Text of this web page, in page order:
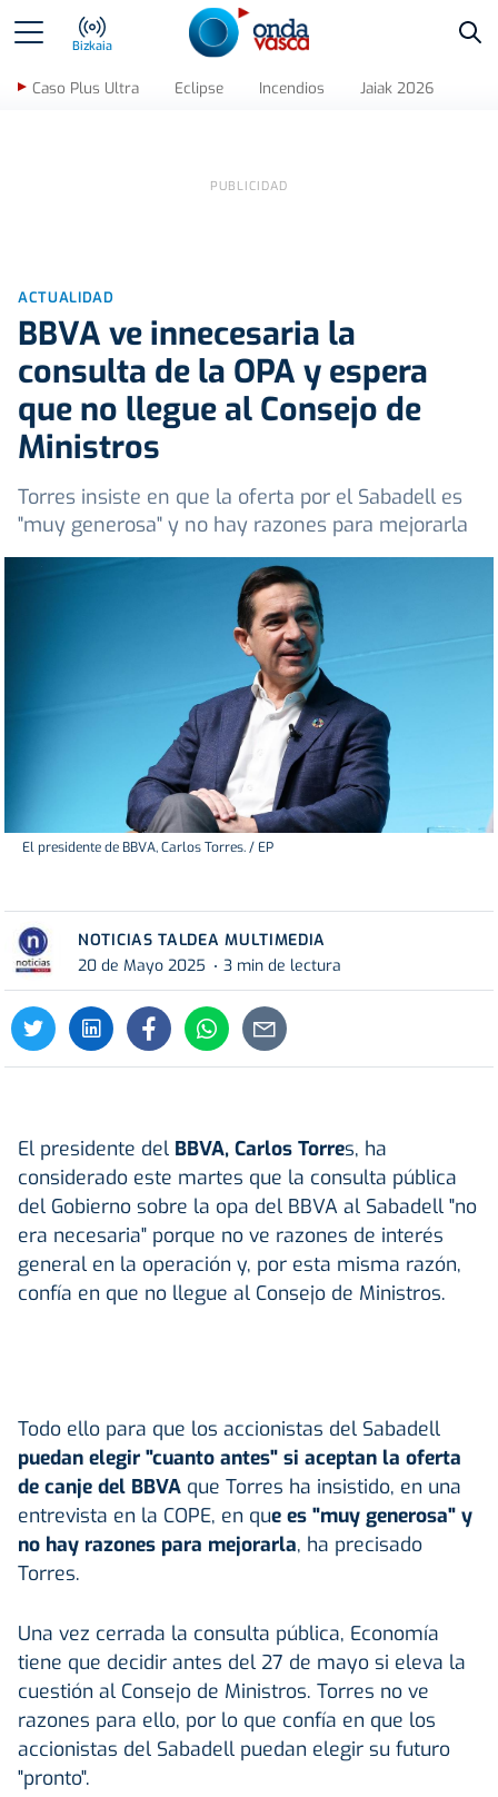
Bizkaia
Caso Plus Ultra Eclipse Incendios Jaiak 2026
ACTUALIDAD
BBVA ve innecesaria la
consulta de la OPA y espera
que no llegue al Consejo de
Ministros
Torres insiste en que la oferta por el Sabadell es
"muy generosa" y no hay razones para mejorarla
El presidente de BBVA, Carlos Torres. / EP
NOTICIAS TALDEA MULTIMEDIA
20 de Mayo 2025
3 min de lectura
El presidente del BBVA, Carlos Torres, ha
considerado este martes que la consulta pública
del Gobierno sobre la opa del BBVA al Sabadell "no
era necesaria" porque no ve razones de interés
general en la operación y, por esta misma razón,
confía en que no llegue al Consejo de Ministros.
Todo ello para que los accionistas del Sabadell
puedan elegir "cuanto antes" si aceptan la oferta
de canje del BBVA que Torres ha insistido, en una
entrevista en la COPE, en que es "muy generosa" y
no hay razones para mejorarla, ha precisado
Torres.
Una vez cerrada la consulta pública, Economía
tiene que decidir antes del 27 de mayo si eleva la
cuestión al Consejo de Ministros. Torres no ve
razones para ello, por lo que confía en que los
accionistas del Sabadell puedan elegir su futuro
"pronto".